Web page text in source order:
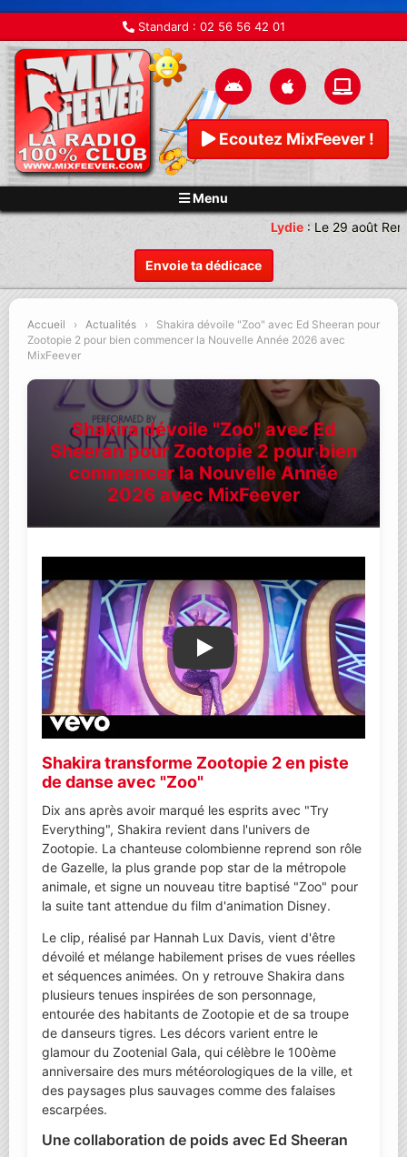
Standard : 02 56 56 42 01
Ecoutez MixFeever !
Menu
Envoie ta dédicace
Lydie: Le 29 août
Accueil › Actualités ›
Shakira dévoile "Zoo" avec Ed Sheeran pour
Zootopie 2 pour bien commencer la Nouvelle Année 2026 avec
MixFeever
Shakira dévoile "Zoo" avec Ed
Sheeran pour Zootopie 2 pour bien
commencer la Nouvelle Année
2026 avec MixFeever
Lire la vidéo YouTube
Shakira transforme Zootopie 2 en piste
de danse avec "Zoo"
Dix ans après avoir marqué les esprits avec "Try
Everything", Shakira revient dans l'univers de
Zootopie. La chanteuse colombienne reprend son rôle
de Gazelle, la plus grande pop star de la métropole
animale, et signe un nouveau titre baptisé "Zoo" pour
la suite tant attendue du film d'animation Disney.
Le clip, réalisé par Hannah Lux Davis, vient d'être
dévoilé et mélange habilement prises de vues réelles
et séquences animées. On y retrouve Shakira dans
plusieurs tenues inspirées de son personnage,
entourée des habitants de Zootopie et de sa troupe
de danseurs tigres. Les décors varient entre le
glamour du Zootenial Gala, qui célèbre le 100ème
anniversaire des murs météorologiques de la ville, et
des paysages plus sauvages comme des falaises
escarpées.
Une collaboration de poids avec Ed Sheeran